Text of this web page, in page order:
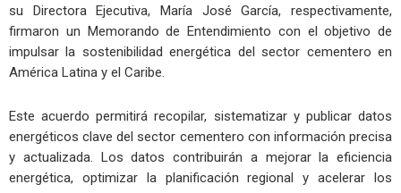
su Directora Ejecutiva, María José García, respectivamente,
firmaron un Memorando de Entendimiento con el objetivo de
impulsar la sostenibilidad energética del sector cementero en
América Latina y el Caribe.
Este acuerdo permitirá recopilar, sistematizar y publicar datos
energéticos clave del sector cementero con información precisa
y actualizada. Los datos contribuirán a mejorar la eficiencia
energética, optimizar la planificación regional y acelerar los